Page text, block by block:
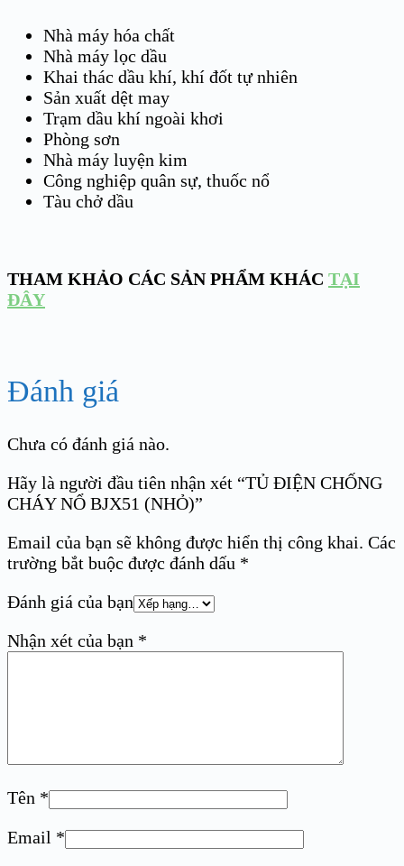
Nhà máy hóa chất
Nhà máy lọc dầu
Khai thác dầu khí, khí đốt tự nhiên
Sản xuất dệt may
Trạm dầu khí ngoài khơi
Phòng sơn
Nhà máy luyện kim
Công nghiệp quân sự, thuốc nổ
Tàu chở dầu
THAM KHẢO CÁC SẢN PHẨM KHÁC TẠI
ĐÂY
Đánh giá
Chưa có đánh giá nào.
Hãy là người đầu tiên nhận xét “TỦ ĐIỆN CHỐNG
CHÁY NỔ BJX51 (NHỎ)”
Email của bạn sẽ không được hiển thị công khai. Các
trường bắt buộc được đánh dấu *
Đánh giá của bạn
Nhận xét của bạn *
Tên *
Email *